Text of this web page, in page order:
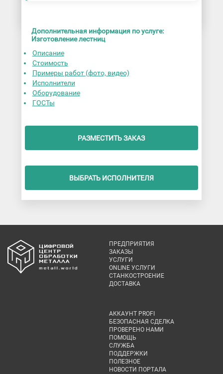
Дополнительная информация по услуге:
Изготовление лестниц
Описание
Стоимость
Примеры работ (фото, видео)
Исполнители
Оборудование
ГОСТы
РАЗМЕСТИТЬ ЗАКАЗ
ВЫБРАТЬ ИСПОЛНИТЕЛЯ
ПРЕДПРИЯТИЯ
ЗАКАЗЫ
УСЛУГИ
ONLINE УСЛУГИ
СТАНКОСТРОЕНИЕ
ДОСТАВКА
АККАУНТ PROFI
БЕЗОПАСНАЯ СДЕЛКА
ПРОВЕРЕНО НАМИ
ПОМОЩЬ
СЛУЖБА
ПОДДЕРЖКИ
ПОЛЕЗНОЕ
НОВОСТИ ПОРТАЛА